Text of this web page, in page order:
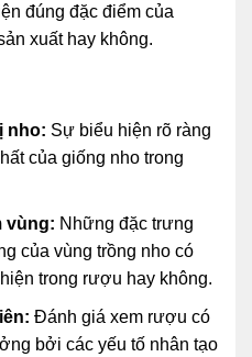
đúng đặc điểm của
xuất hay không.
nho: Sự biểu hiện rõ ràng
của giống nho trong
vùng: Những đặc trưng
của vùng trồng nho có
trong rượu hay không.
Đánh giá xem rượu có
bởi các yếu tố nhân tạo